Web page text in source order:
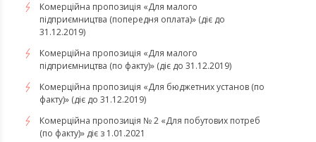
Комерційна пропозиція «Для малого
підприємництва (попередня оплата)» (діє до
31.12.2019)
Комерційна пропозиція «Для малого
підприємництва (по факту)» (діє до 31.12.2019)
Комерційна пропозиція «Для бюджетних установ (по
факту)» (діє до 31.12.2019)
Комерційна пропозиція № 2 «Для побутових потреб
(по факту)» діє з 1.01.2021